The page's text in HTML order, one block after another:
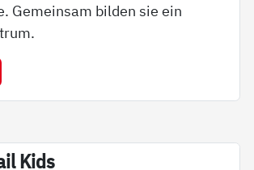
Gemeinsam bilden sie ein
Kids